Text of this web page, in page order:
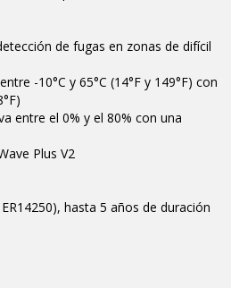
de fugas en zonas de difícil
-10°C y 65°C (14°F y 149°F) con
entre el 0% y el 80% con una
Plus V2
hasta 5 años de duración